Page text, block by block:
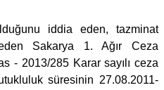
iddia eden, tazminat
Sakarya 1. Ağır Ceza
- 2013/285 Karar sayılı ceza
süresinin 27.08.2011-